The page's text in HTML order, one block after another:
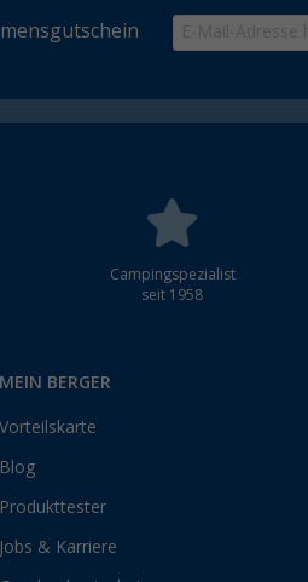
Campingspezialist
seit 1958
MEIN BERGER
Vorteilskarte
Blog
Produkttester
Jobs & Karriere